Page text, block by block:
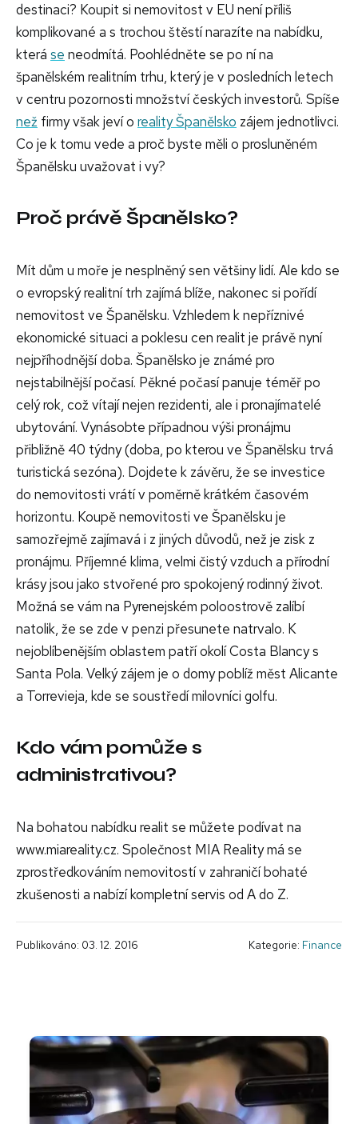
destinaci? Koupit si nemovitost v EU není příliš
komplikované a s trochou štěstí narazíte na nabídku,
která se neodmítá. Poohlédněte se po ní na
španělském realitním trhu, který je v posledních letech
v centru pozornosti množství českých investorů. Spíše
než firmy však jeví o reality Španělsko zájem jednotlivci.
Co je k tomu vede a proč byste měli o prosluněném
Španělsku uvažovat i vy?
Proč právě Španělsko?
Mít dům u moře je nesplněný sen většiny lidí. Ale kdo se
o evropský realitní trh zajímá blíže, nakonec si pořídí
nemovitost ve Španělsku. Vzhledem k nepříznivé
ekonomické situaci a poklesu cen realit je právě nyní
nejpříhodnější doba. Španělsko je známé pro
nejstabilnější počasí. Pěkné počasí panuje téměř po
celý rok, což vítají nejen rezidenti, ale i pronajímatelé
ubytování. Vynásobte případnou výši pronájmu
přibližně 40 týdny (doba, po kterou ve Španělsku trvá
turistická sezóna). Dojdete k závěru, že se investice
do nemovitosti vrátí v poměrně krátkém časovém
horizontu. Koupě nemovitosti ve Španělsku je
samozřejmě zajímavá i z jiných důvodů, než je zisk z
pronájmu. Příjemné klima, velmi čistý vzduch a přírodní
krásy jsou jako stvořené pro spokojený rodinný život.
Možná se vám na Pyrenejském poloostrově zalíbí
natolik, že se zde v penzi přesunete natrvalo. K
nejoblíbenějším oblastem patří okolí Costa Blancy s
Santa Pola. Velký zájem je o domy poblíž měst Alicante
a Torrevieja, kde se soustředí milovníci golfu.
Kdo vám pomůže s
administrativou?
Na bohatou nabídku realit se můžete podívat na
www.miareality.cz. Společnost MIA Reality má se
zprostředkováním nemovitostí v zahraničí bohaté
zkušenosti a nabízí kompletní servis od A do Z.
Publikováno: 03. 12. 2016 Kategorie: Finance